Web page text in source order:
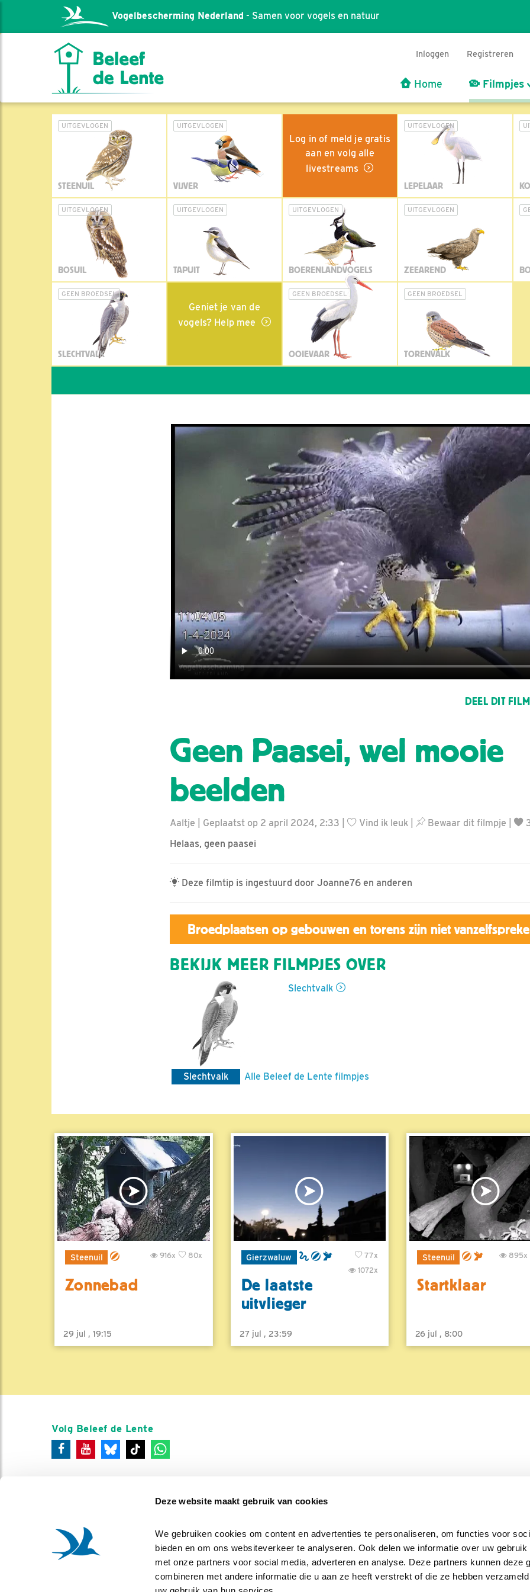
Deze website maakt gebruik van cookies
We gebruiken cookies om content en advertenties te personaliseren, om functies voor
bieden en om ons websiteverkeer te analyseren. Ook delen we informatie over uw
met onze partners voor social media, adverteren en analyse. Deze partners kunnen deze
combineren met andere informatie die u aan ze heeft verstrekt of die ze hebben
Vogelbescherming Nederland - Samen voor vogels en natuur
Inloggen Registreren
Home Filmpjes
UITGEVLOGEN
STEENUIL
UITGEVLOGEN
VIJVER
Log in of meld je gratis
aan en volg alle
livestreams
UITGEVLOGEN
LEPELAAR
UITGEVLOGEN
BOSUIL
UITGEVLOGEN
TAPUIT
UITGEVLOGEN
BOERENLANDVOGELS
UITGEVLOGEN
ZEEAREND
GEEN BROEDSEL
SLECHTVALK
Geniet je van de
vogels? Help mee
GEEN BROEDSEL
OOIEVAAR
GEEN BROEDSEL
TORENVALK
DEEL DIT
Geen Paasei, wel mooie
beelden
Aaltje | Geplaatst op 2 april 2024, 2:33 | Vind ik leuk Bewaar dit filmpje
Helaas, geen paasei
Deze filmtip is ingestuurd door Joanne76 en anderen
Broedplaatsen op gebouwen en torens zijn niet
BEKIJK MEER FILMPJES OVER
Slechtvalk
Slechtvalk Alle Beleef de Lente filmpjes
Steenuil 80x
916x
Zonnebad
29 jul , 19:15
Gierzwaluw
77x
1072x
De laatste
uitvlieger
27 jul , 23:59
Steenuil 895x
Startklaar
26 jul , 8:00
Volg Beleef de Lente